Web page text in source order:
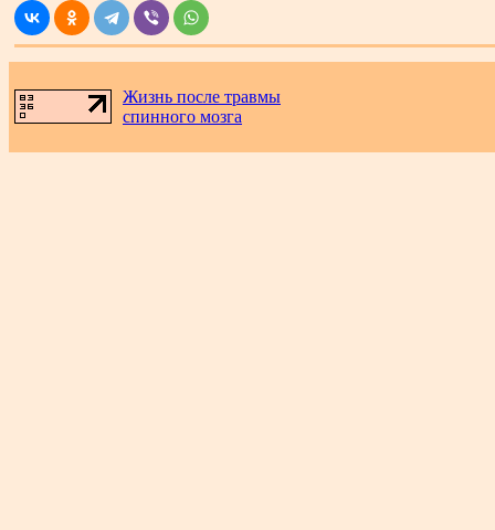
Жизнь после травмы
спинного мозга